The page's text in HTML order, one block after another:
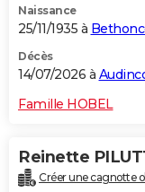
Naissance
25/11/1935 à
Décès
14/07/2026 à
Famille HOBEL
Reinette
Créer une cagnotte